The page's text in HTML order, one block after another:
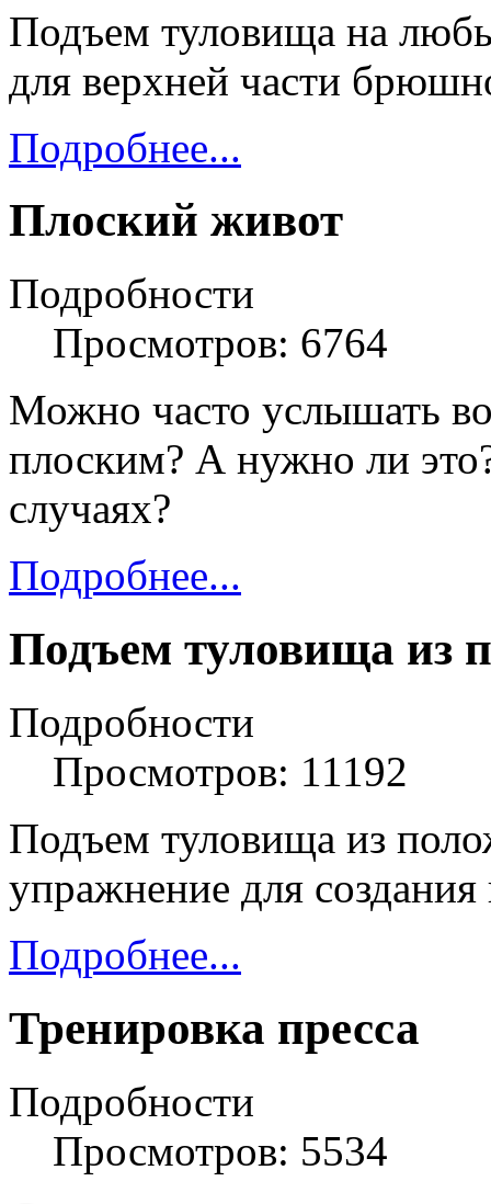
Подъем туловища на
для верхней части
Подробнее...
Плоский живот
Подробности
Просмотров: 6764
Можно часто услышать
плоским? А нужно ли
случаях?
Подробнее...
Подъем туловища из
Подробности
Просмотров: 11192
Подъем туловища из
упражнение для
Подробнее...
Тренировка пресса
Подробности
Просмотров: 5534